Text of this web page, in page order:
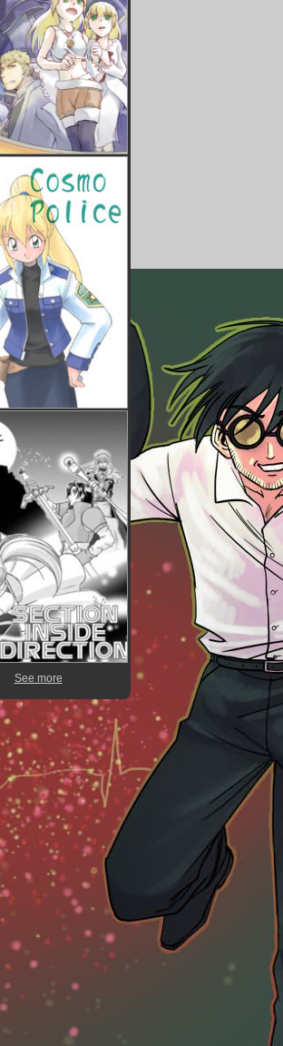
See more